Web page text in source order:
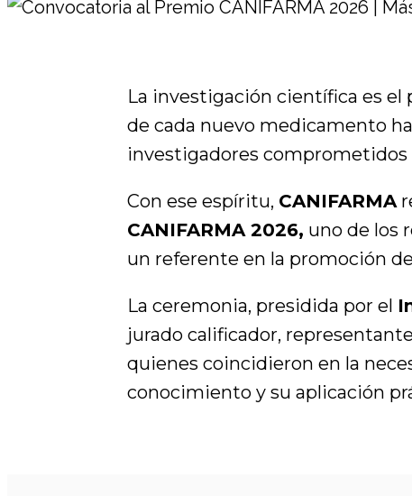
La investigación científica es el
de cada nuevo medicamento
investigadores comprometidos
Con ese espíritu, CANIFARMA
CANIFARMA 2026, uno de los
un referente en la promoción
La ceremonia, presidida por el
jurado calificador,
quienes coincidieron en la
conocimiento y su aplicación